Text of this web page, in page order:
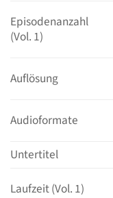
Episodenanzahl
(Vol. 1)
Auflösung
Audioformate
Untertitel
Laufzeit (Vol. 1)